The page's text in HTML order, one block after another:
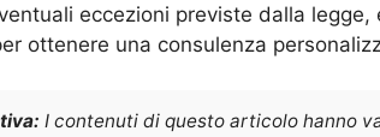
eccezioni previste dalla
ottenere una consulenza
I contenuti di questo articolo hanno